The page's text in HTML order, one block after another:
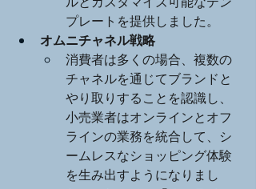
プレートを提供しました。
オムニチャネル戦略
消費者は多くの場合、複数の
チャネルを通じてブランドと
やり取りすることを認識し、
小売業者はオンラインとオフ
ラインの業務を統合して、シ
ームレスなショッピング体験
を生み出すようになりまし